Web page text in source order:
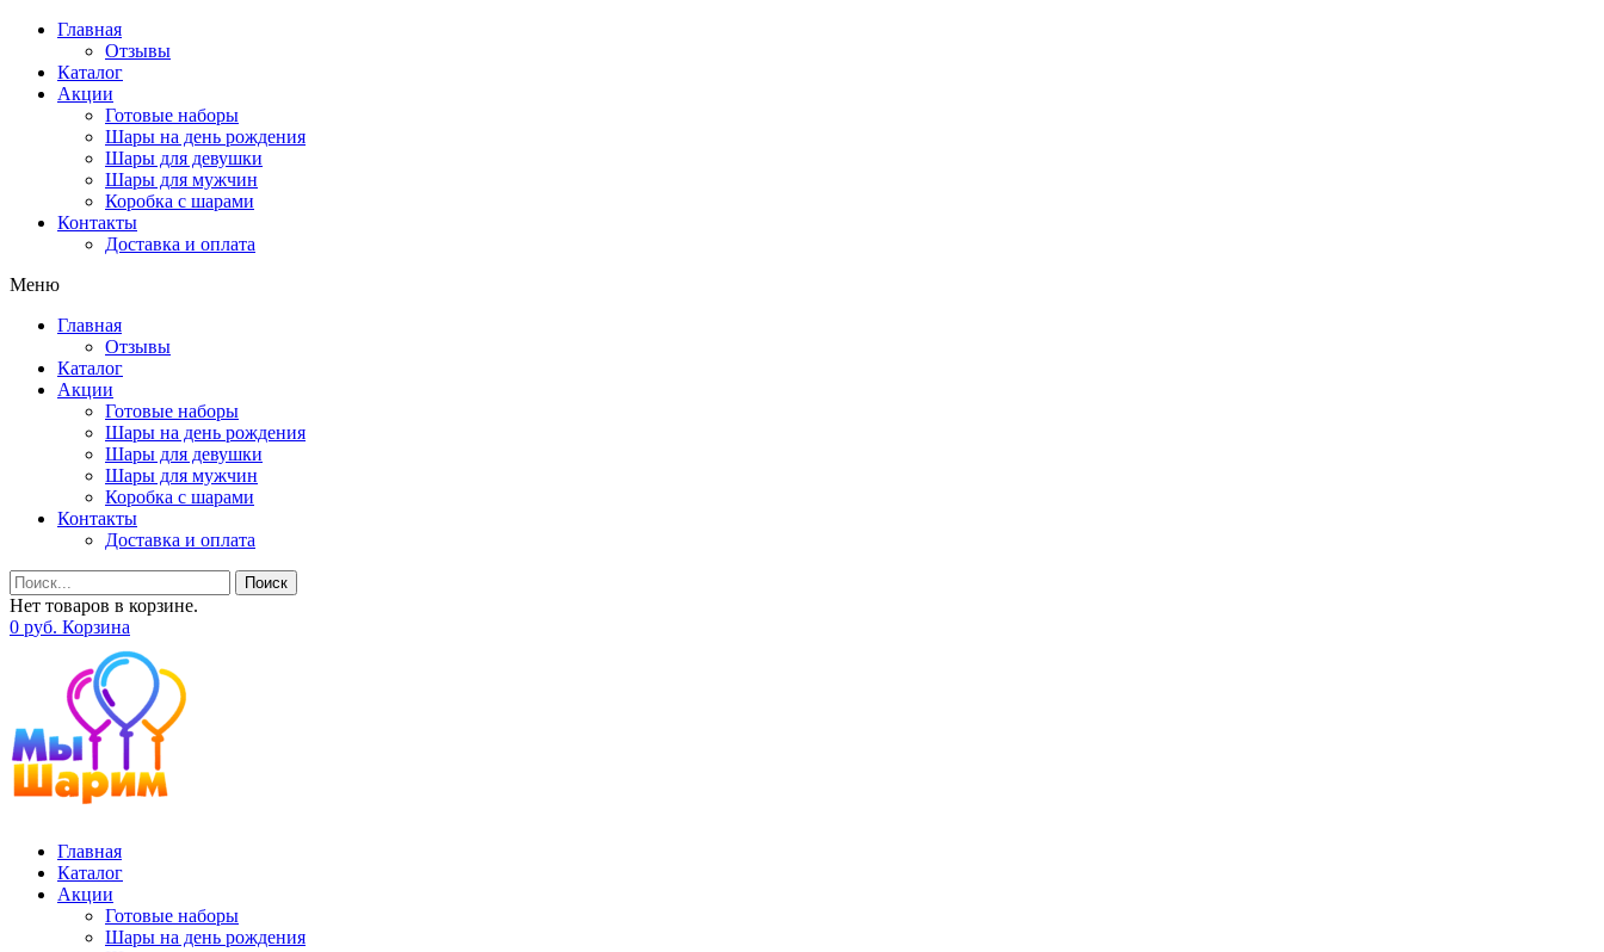
Главная
Отзывы
Каталог
Акции
Готовые наборы
Шары на день рождения
Шары для девушки
Шары для мужчин
Коробка с шарами
Контакты
Доставка и оплата
Меню
Главная
Отзывы
Каталог
Акции
Готовые наборы
Шары на день рождения
Шары для девушки
Шары для мужчин
Коробка с шарами
Контакты
Доставка и оплата
Поиск
Нет товаров в корзине.
0 руб. Корзина
Главная
Каталог
Акции
Готовые наборы
Шары на день рождения